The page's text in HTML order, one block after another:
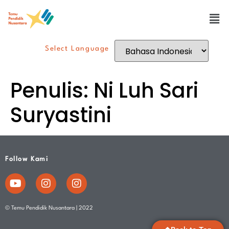
Select Language
Penulis: Ni Luh Sari
Suryastini
Follow Kami
© Temu Pendidik Nusantara | 2022